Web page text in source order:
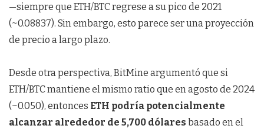
—siempre que ETH/BTC regrese a su pico de 2021
(~0.08837). Sin embargo, esto parece ser una proyección
de precio a largo plazo.
Desde otra perspectiva, BitMine argumentó que si
ETH/BTC mantiene el mismo ratio que en agosto de 2024
(~0.050), entonces ETH podría potencialmente
alcanzar alrededor de 5,700 dólares basado en el